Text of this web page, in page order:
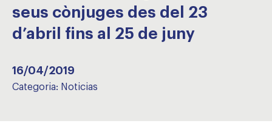
seus cònjuges des del 23
d’abril fins al 25 de juny
16/04/2019
Categoria: Noticias